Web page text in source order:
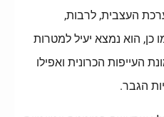
העצבית, לרבות,
כן, הוא נמצא יעיל למטרות
העייפות הכרונית ואפילו
הגבר.